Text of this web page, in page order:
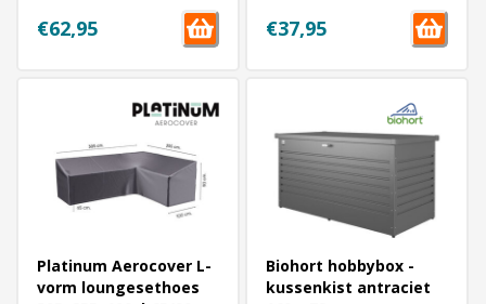
€62,95 €37,95
Platinum Aerocover L-
vorm loungesethoes
Biohort hobbybox -
kussenkist antraciet